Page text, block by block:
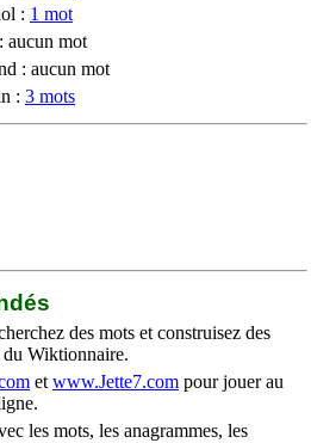
: 1 mot
aucun mot
: aucun mot
: 3 mots
des mots et construisez des
du Wiktionnaire.
et www.Jette7.com pour jouer au
les mots, les anagrammes, les